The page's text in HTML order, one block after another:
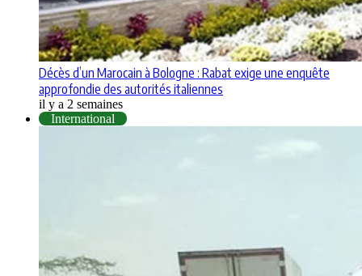
Décès d’un Marocain à Bologne : Rabat exige une enquête
approfondie des autorités italiennes
il y a 2 semaines
International